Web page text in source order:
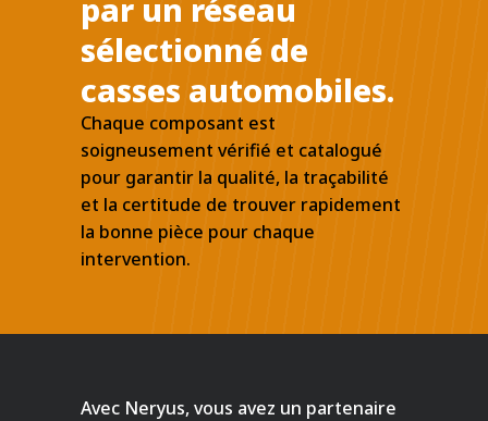
par un réseau
sélectionné de
casses automobiles.
Chaque composant est
soigneusement vérifié et catalogué
pour garantir la qualité, la traçabilité
et la certitude de trouver rapidement
la bonne pièce pour chaque
intervention.
Avec Neryus, vous avez un partenaire